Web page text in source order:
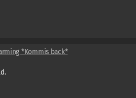
*Kommis back*